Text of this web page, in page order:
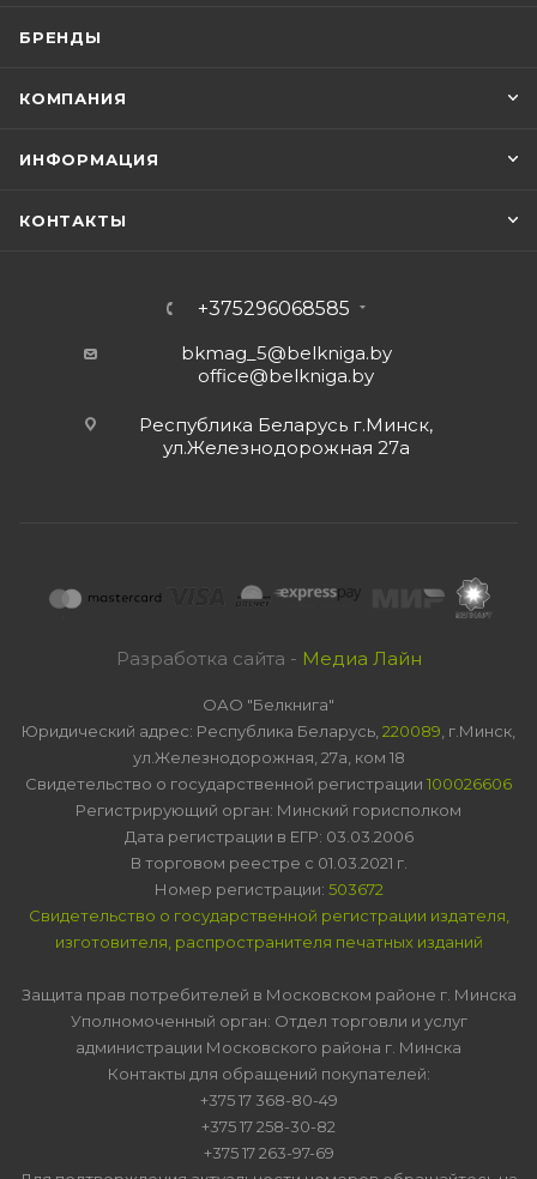
БРЕНДЫ
КОМПАНИЯ
ИНФОРМАЦИЯ
КОНТАКТЫ
+375296068585
bkmag_5@belkniga.by
office@belkniga.by
Республика Беларусь г.Минск,
ул.Железнодорожная 27а
Разработка сайта - Медиа Лайн
ОАО "Белкнига"
Юридический адрес: Республика Беларусь, 220089 , г.Минск,
ул.Железнодорожная, 27а, ком 18
Свидетельство о государственной регистрации 100026606
Регистрирующий орган: Минский горисполком
Дата регистрации в ЕГР: 03.03.2006
В торговом реестре с 01.03.2021 г.
Номер регистрации: 503672
Свидетельство о государственной регистрации издателя,
изготовителя, распространителя печатных изданий
Защита прав потребителей в Московском районе г. Минска
Уполномоченный орган: Отдел торговли и услуг
администрации Московского района г. Минска
Контакты для обращений покупателей:
+375 17 368-80-49
+375 17 258-30-82
+375 17 263-97-69